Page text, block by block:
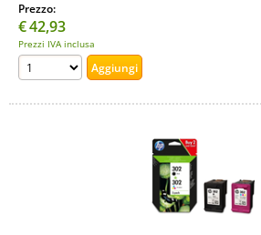
Prezzo:
€42,93
Prezzi IVA inclusa